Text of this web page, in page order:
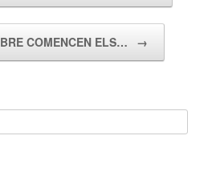
COMENCEN ELS… →